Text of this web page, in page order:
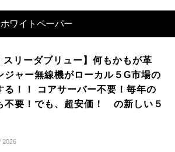
ホワイトペーパー
スリーダブリュー】何もかもが革
ジャー無線機がローカル５G市場の
る！！ コアサーバー不要！毎年の
不要！でも、超安価！ の新しい５
2026